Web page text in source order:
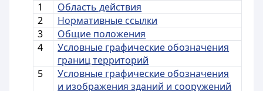
1
Область действия
2
Нормативные ссылки
3
Общие положения
4
Условные графические обозначения
границ территорий
5
Условные графические обозначения
и изображения зданий и сооружений